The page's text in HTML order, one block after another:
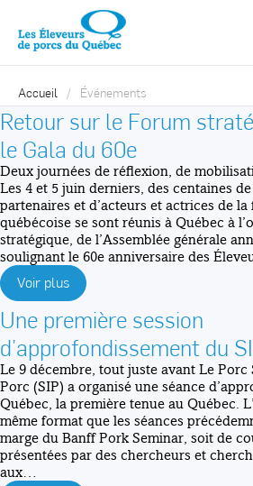
Accueil Événements
Retour sur le Forum
le Gala du 60e
Deux journées de réflexion, de
Les 4 et 5 juin derniers, des centaines
partenaires et d’acteurs et actrices de
québécoise se sont réunis à Québec à
stratégique, de l’Assemblée générale
soulignant le 60e anniversaire des
Voir plus
Une première session
d’approfondissement du
Le 9 décembre, tout juste avant Le
Porc (SIP) a organisé une séance
Québec, la première tenue au Québec.
même format que les séances
marge du Banff Pork Seminar, soit de
présentées par des chercheurs et
aux…